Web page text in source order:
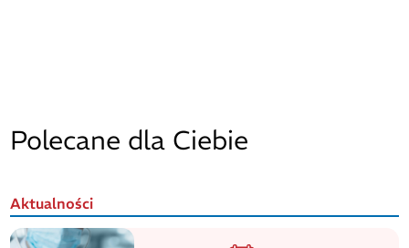
Polecane dla Ciebie
Aktualności